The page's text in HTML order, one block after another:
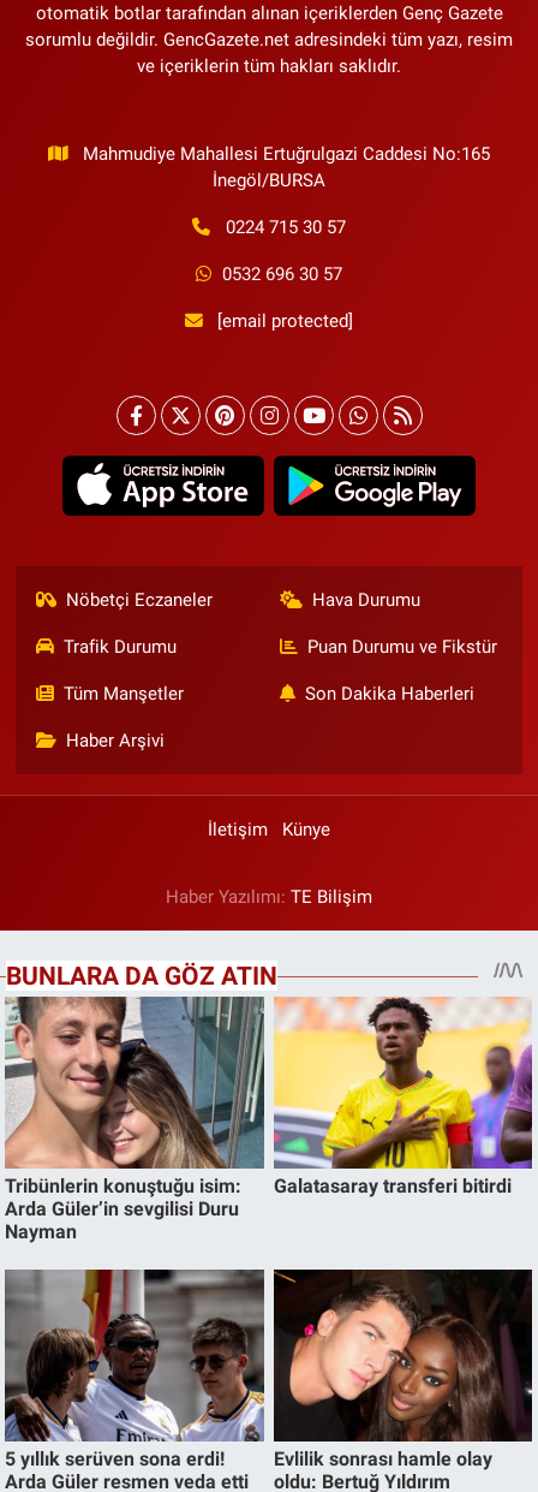
otomatik botlar tarafından alınan içeriklerden Genç Gazete
sorumlu değildir. GencGazete.net adresindeki tüm yazı, resim
ve içeriklerin tüm hakları saklıdır.
Mahmudiye Mahallesi Ertuğrulgazi Caddesi No:165
İnegöl/BURSA
0224 715 30 57
0532 696 30 57
[email protected]
Nöbetçi Eczaneler Hava Durumu
Trafik Durumu Puan Durumu ve Fikstür
Tüm Manşetler Son Dakika Haberleri
Haber Arşivi
İletişim Künye
Haber Yazılımı: TE Bilişim